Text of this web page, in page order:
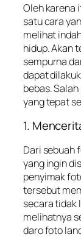
Oleh karena
satu cara
melihat
hidup. Akan
sempurna
dapat
bebas.
yang tepat
1.
Dari sebuah
yang ingin
penyimak
tersebut
secara tidak
melihatnya
daro foto